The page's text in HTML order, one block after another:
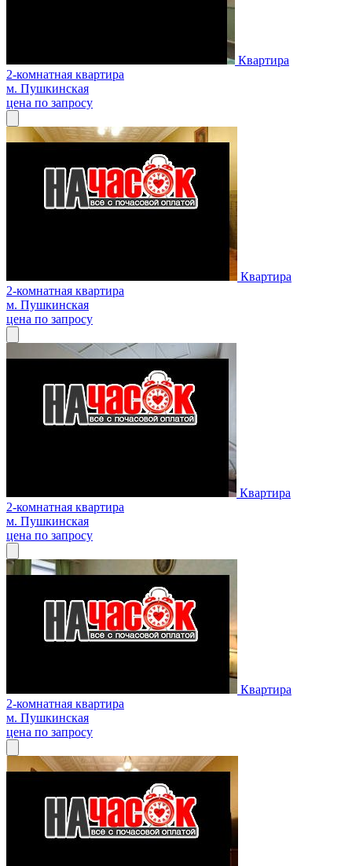
Квартира
2-комнатная квартира
м. Пушкинская
цена по запросу
Квартира
2-комнатная квартира
м. Пушкинская
цена по запросу
Квартира
2-комнатная квартира
м. Пушкинская
цена по запросу
Квартира
2-комнатная квартира
м. Пушкинская
цена по запросу